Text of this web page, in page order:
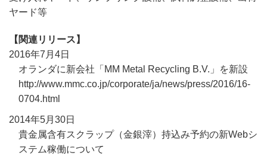
ヤード等
【関連リリース】
2016年7月4日
オランダに新会社「MM Metal Recycling B.V.」を新設
http://www.mmc.co.jp/corporate/ja/news/press/2016/16-
0704.html
2014年5月30日
貴金属含有スクラップ（金銀滓）持込み予約の新Webシ
ステム稼働について